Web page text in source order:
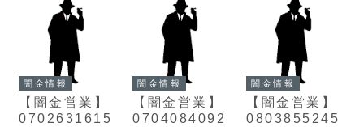
闇金情報
【闇金営業】
0702631615
闇金情報
【闇金営業】
0704084092
闇金情報
【闇金営業】
0803855245